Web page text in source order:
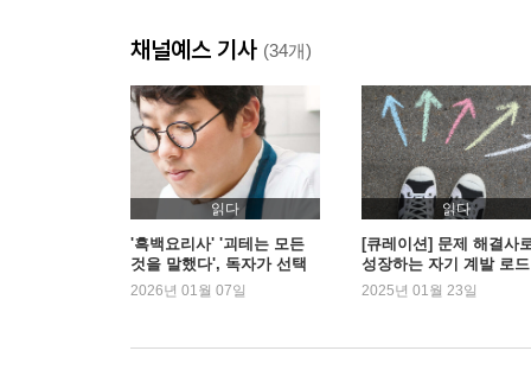
- 삼키기 싫은 알약을 삼켜야 할 때
3장. 왜 너만 특별하다고 생각해?
- ‘모두가 위대한 사람이 될 수 있다’라는 헛소리
- 스티브 잡스가 될 거라는 망상에 빠진 벤처기업가
- 최고 혹은 최악, 1%가 되어야 한다는 강박증
- 모든 것이 산산이 부서진 최악의 하루
- 당신은 유망주도 아니고 실패자도 아니다
채널예스 기사 (34개)
읽다
'흑백요리사' '괴테는 모든
것을 말했다', 독자가 선택
한 2026 새해 첫 책은? | 예
2026년 01월 07일
읽다
[큐레이션] 문제 해결사
성장하는 자기 계발 로
2025년 01월 23일